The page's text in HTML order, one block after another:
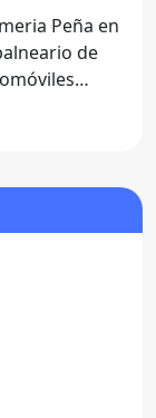
Peña en